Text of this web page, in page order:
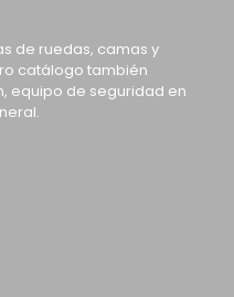
de ruedas, camas y
catálogo también
equipo de seguridad en